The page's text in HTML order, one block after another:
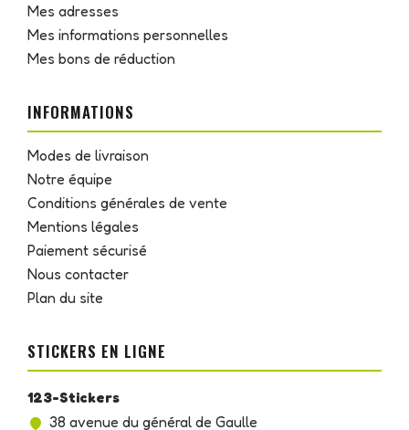
Mes adresses
Mes informations personnelles
Mes bons de réduction
INFORMATIONS
Modes de livraison
Notre équipe
Conditions générales de vente
Mentions légales
Paiement sécurisé
Nous contacter
Plan du site
STICKERS EN LIGNE
123-Stickers
38 avenue du général de Gaulle